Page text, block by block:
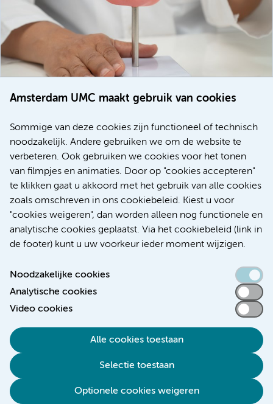
Amsterdam UMC maakt gebruik van cookies
Sommige van deze cookies zijn functioneel of technisch
noodzakelijk. Andere gebruiken we om de website te
verbeteren. Ook gebruiken we cookies voor het tonen
van filmpjes en animaties. Door op "cookies accepteren"
te klikken gaat u akkoord met het gebruik van alle cookies
zoals omschreven in ons cookiebeleid. Kiest u voor
"cookies weigeren", dan worden alleen nog functionele en
analytische cookies geplaatst. Via het cookiebeleid (link in
de footer) kunt u uw voorkeur ieder moment wijzigen.
Noodzakelijke cookies
Analytische cookies
Video cookies
Alle cookies toestaan
Selectie toestaan
Optionele cookies weigeren
voor patiënten met alvleesklierkanker verbeteren
Meer
Toegankelijkheidsverklaring
Algemene privacyverklaring